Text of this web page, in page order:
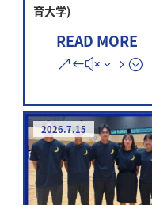
育大学)
READ MORE
2026.7.15